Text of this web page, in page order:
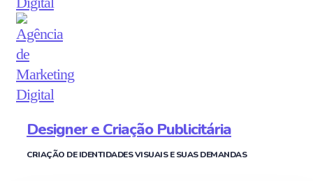
Designer e Criação Publicitária
CRIAÇÃO DE IDENTIDADES VISUAIS E SUAS DEMANDAS